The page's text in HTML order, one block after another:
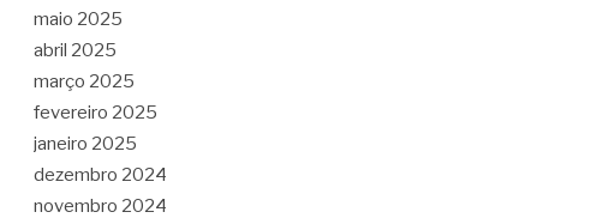
maio 2025
abril 2025
março 2025
fevereiro 2025
janeiro 2025
dezembro 2024
novembro 2024